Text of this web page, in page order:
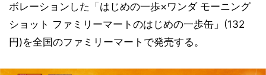
ボレーションした「はじめの一歩×ワンダ モーニング
ショット ファミリーマートのはじめの一歩缶」(132
円)を全国のファミリーマートで発売する。